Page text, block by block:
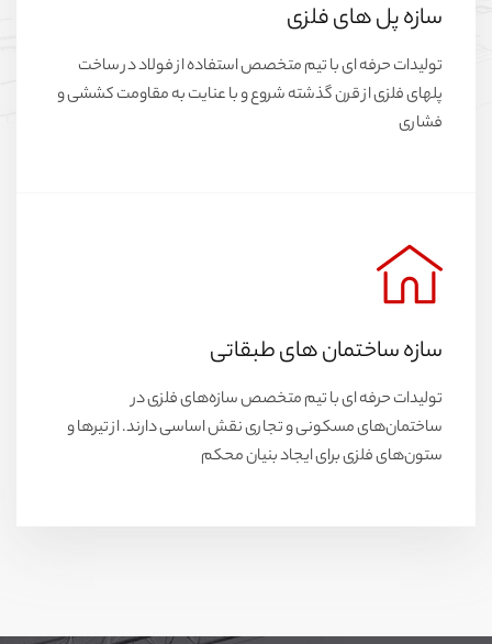
سازه پل های فلزی
تولیدات حرفه ای با تیم متخصص استفاده از فولاد در ساخت
پلهای فلزی از قرن گذشته شروع و با عنایت به مقاومت کششی و
فشاری
سازه ساختمان های طبقاتی
تولیدات حرفه ای با تیم متخصص سازه‌های فلزی در
ساختمان‌های مسکونی و تجاری نقش اساسی دارند. از تیرها و
ستون‌های فلزی برای ایجاد بنیان محکم